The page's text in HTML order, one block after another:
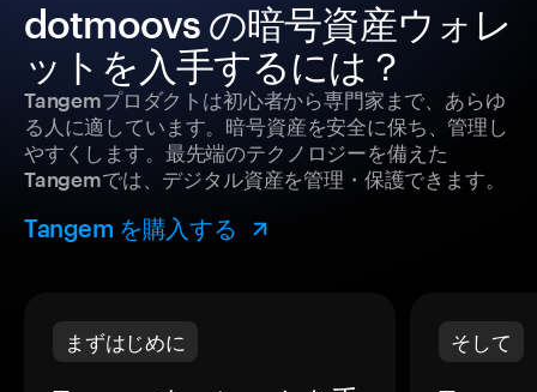
dotmoovs の暗号資産ウォレ
ットを入手するには？
Tangemプロダクトは初心者から専門家まで、あらゆ
る人に適しています。暗号資産を安全に保ち、管理し
やすくします。最先端のテクノロジーを備えた
Tangemでは、デジタル資産を管理・保護できます。
Tangem を購入する
まずはじめに そして